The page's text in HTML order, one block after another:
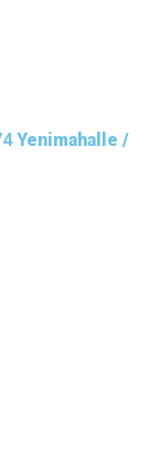
Yenimahalle /